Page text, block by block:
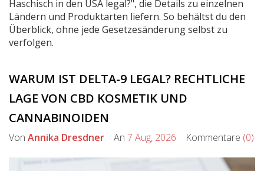
Haschisch in den USA legal?", die Details zu einzelnen
Ländern und Produktarten liefern. So behältst du den
Überblick, ohne jede Gesetzesänderung selbst zu
verfolgen.
WARUM IST DELTA-9 LEGAL? RECHTLICHE
LAGE VON CBD KOSMETIK UND
CANNABINOIDEN
Von Annika Dresdner An 7 Aug, 2026 Kommentare (0)